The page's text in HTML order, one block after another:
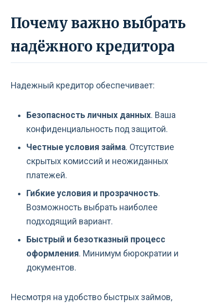
Почему важно выбрать
надёжного кредитора
Надежный кредитор обеспечивает:
Безопасность личных данных. Ваша
конфиденциальность под защитой.
Честные условия займа. Отсутствие
скрытых комиссий и неожиданных
платежей.
Гибкие условия и прозрачность.
Возможность выбрать наиболее
подходящий вариант.
Быстрый и безотказный процесс
оформления. Минимум бюрократии и
документов.
Несмотря на удобство быстрых займов,